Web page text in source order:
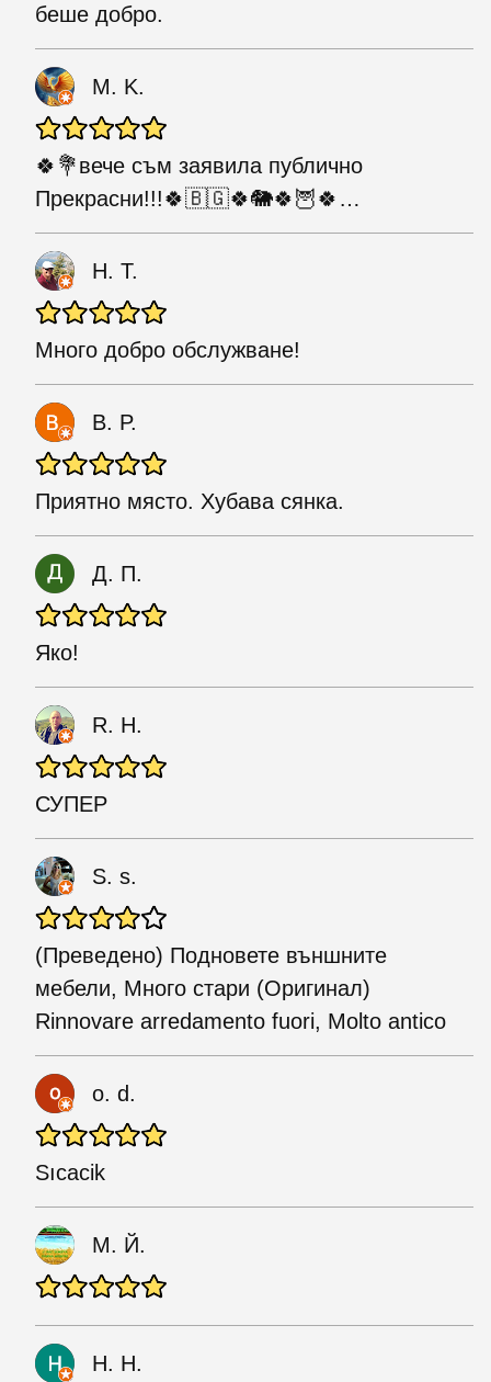
беше добро.
M. K.
🍀💐вече съм заявила публично
Прекрасни!!!🍀🇧🇬🍀🐘🍀🦉🍀…
Н. Т.
Много добро обслужване!
B. P.
Приятно място. Хубава сянка.
Д. П.
Яко!
R. H.
СУПЕР
S. s.
(Преведено) Подновете външните
мебели, Много стари (Оригинал)
Rinnovare arredamento fuori, Molto antico
o. d.
Sıcacik
М. Й.
H. H.